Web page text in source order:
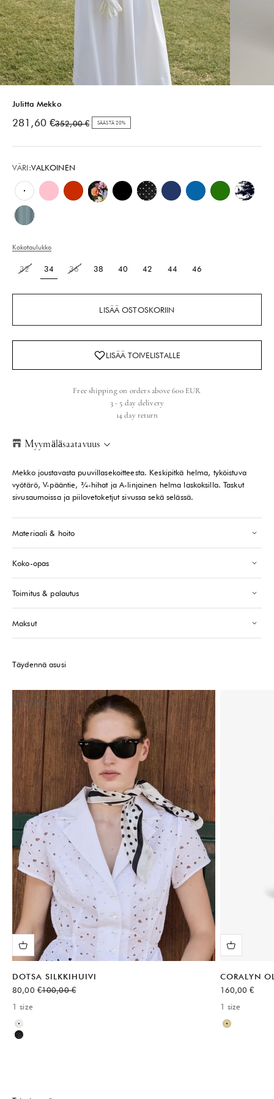
Julitta Mekko
Alennushinta
281,60 €Normaali hinta
352,00 € SÄÄSTÄ 20%
VÄRI:VALKOINEN
ValkoinenVaaleanpunainen pioni
PunainenSecret Garden White - Musta
Musta Petite PolkaTummansininen
Sininen VihreäToile
Raita - Sinivihreä & Valkoinen
Kokotaulukko
32 34 36 38 40 42 44 46
LISÄÄ OSTOSKORIIN
Free shipping on orders above 600 EUR
3 - 5 day delivery
14 day return
Myymäläsaatavuus
Helsinki Store
Tilapäisesti loppu
Kasarmikatu 46-48 Helsinki, 00130
+358409051602
70 Bis Rue Bonaparte Paris, 75006
+33143546007
24 Boulevard Louis Blanc Saint-Tropez, 83990
+33610155333
Huomioithan, että myymälöiden varastotiedot ovat suuntaa-antavia ja
saatavuus voi muuttua nopeasti.
Mekko joustavasta puuvillasekoitteesta. Keskipitkä helma, tyköistuva
vyötärö, V-pääntie, ¾-hihat ja A-linjainen helma laskoksilla. Taskut
sivusaumoissa ja piilovetoketjut sivussa sekä selässä.
Materiaali & hoito
Koko-opas
Toimitus & palautus
Maksut
Täydennä asusi
SÄÄSTÄ 20%
DOTSA SILKKIHUIVI
Alennushinta
80,00 €Normaali hinta
100,00 €
Available sizes:
1 size
Valkoinen
Musta
CORALYN
Alennushinta
160,00 €
Available
1 size
Neutraali